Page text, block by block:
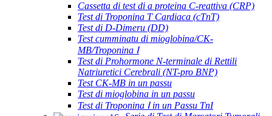
Cassetta di test di a proteina C-reattiva (CRP)
Test di Troponina T Cardiaca (cTnT)
Test di D-Dimeru (DD)
Test cumminatu di mioglobina/CK-
MB/Troponina Ⅰ
Test di Prohormone N-terminale di Rettili
Natriuretici Cerebrali (NT-pro BNP)
Test CK-MB in un passu
Test di mioglobina in un passu
Test di Troponina Ⅰ in un Passu TnI